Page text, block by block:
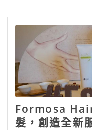
Formosa
髮，創造全新